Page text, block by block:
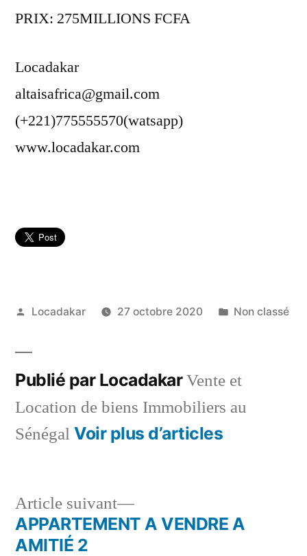
PRIX: 275MILLIONS FCFA
Locadakar
altaisafrica@gmail.com
(+221)775555570(watsapp)
www.locadakar.com
Publié
Locadakar 27 octobre 2020
Publié
Non classé
Publié par LocadakarVente et
Location de biens Immobiliers au
Sénégal Voir plus d’articles
Navigation
Article suivant
Article
suivant :
APPARTEMENT A VENDRE A
AMITIÉ 2